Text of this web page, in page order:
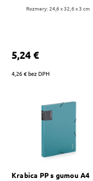
4,26 € bez DPH
5,24 €
Rozmery: 24,6 x 32,6 x 3 cm
Krabica PP s gumou A4